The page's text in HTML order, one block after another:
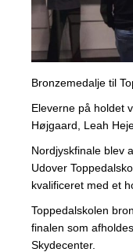
Bronzemedalje til
Eleverne på holdet
Højgaard, Leah
Nordjyskfinale blev
Udover
kvalificeret med et
Toppedalskolen
finalen som
Skydecenter.